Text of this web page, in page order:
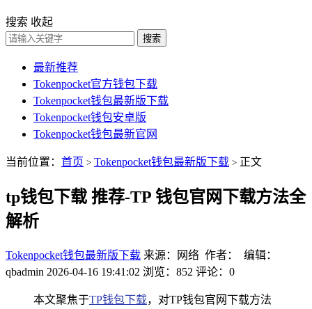
搜索 收起
搜索
最新推荐
Tokenpocket官方钱包下载
Tokenpocket钱包最新版下载
Tokenpocket钱包安卓版
Tokenpocket钱包最新官网
当前位置： 首页 > Tokenpocket钱包最新版下载 > 正文
tp钱包下载 推荐-TP 钱包官网下载方法全
解析
Tokenpocket钱包最新版下载 来源：网络 作者： 编辑：
qbadmin 2026-04-16 19:41:02 浏览：852 评论：0
本文聚焦于TP钱包下载，对TP钱包官网下载方法